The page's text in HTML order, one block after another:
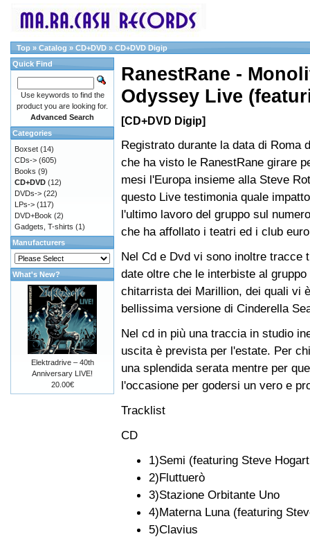
Top » Catalog » CD+DVD » CD+DVD Digip
RanestRane -
Odyssey Live
[CD+DVD Digip]
Registrato durante la data di Roma
che ha visto le RanestRane girare
mesi l'Europa insieme alla Steve
questo Live testimonia quale
l'ultimo lavoro del gruppo sul
che ha affollato i teatri ed i club
Nel Cd e Dvd vi sono inoltre tracce
date oltre che le interbiste al gruppo
chitarrista dei Marillion, dei quali vi
bellissima versione di Cinderella
Nel cd in più una traccia in studio
uscita è prevista per l'estate. Per
una splendida serata mentre per
l'occasione per godersi un vero e
Tracklist
CD
1)Semi (featuring Steve
2)Fluttuerò
3)Stazione Orbitante Uno
4)Materna Luna (featuring
5)Clavius
Quick Find
Use keywords to find the
product you are looking for.
Advanced Search
Categories
Boxset (14)
CDs-> (605)
Books (9)
CD+DVD (12)
DVDs-> (22)
LPs-> (117)
DVD+Book (2)
Gadgets, T-shirts (1)
Manufacturers
What's New?
Elektradrive – 40th
Anniversary LIVE!
20.00€